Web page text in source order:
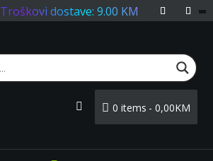
Troškovi dostave: 9.00 KM
0 items 0,00KM